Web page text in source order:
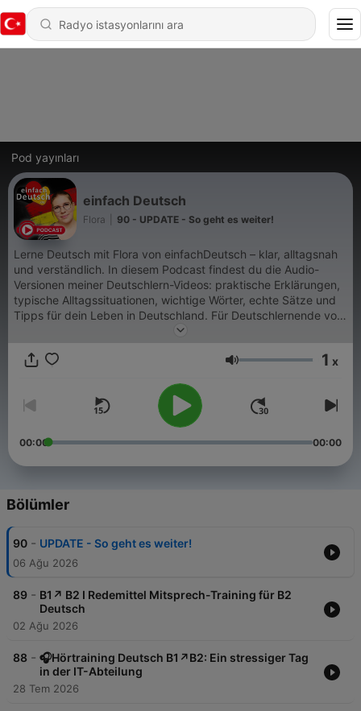
Pod yayınları
einfach Deutsch
Flora 90 - UPDATE - So geht es weiter!
Lerne Deutsch mit Flora von einfachDeutsch – klar, alltagsnah
und verständlich. In diesem Podcast findest du die Audio-
Versionen meiner Deutschlern-Videos: praktische Erklärungen,
typische Alltagssituationen, wichtige Wörter, echte Sätze und
Tipps für dein Leben in Deutschland. Für Deutschlernende von
A2 bis B2, die ihr Hörverstehen verbessern, ihren Wortschatz
Videos!
Ses 1 x
00:00 00:00
Bölümler
90 - UPDATE - So geht es weiter!
06 Ağu 2026
89 - B1↗️ B2 I Redemittel Mitsprech-Training für B2
Deutsch
02 Ağu 2026
88 - 🎧Hörtraining Deutsch B1↗️B2: Ein stressiger Tag
in der IT-Abteilung
28 Tem 2026